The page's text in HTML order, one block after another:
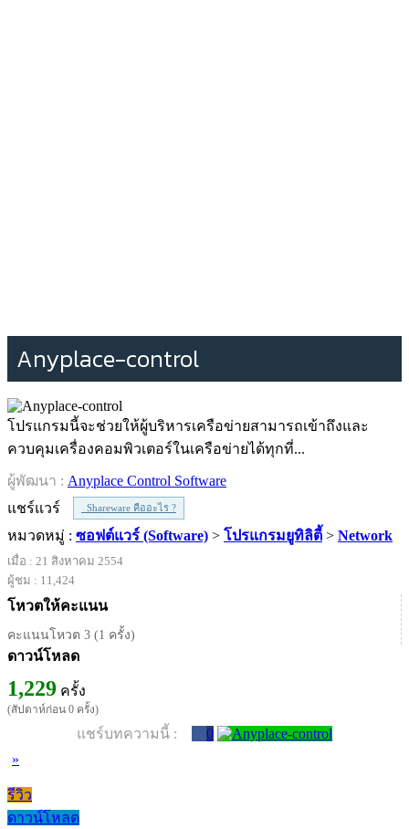
Anyplace-control
โปรแกรมนี้จะช่วยให้ผู้บริหารเครือข่ายสามารถเข้าถึงและ
ควบคุมเครื่องคอมพิวเตอร์ในเครือข่ายได้ทุกที่...
ผู้พัฒนา : Anyplace Control Software
แชร์แวร์
Shareware คืออะไร ?
หมวดหมู่ : ซอฟต์แวร์ (Software) > โปรแกรมยูทิลิตี้ > Network
เมื่อ : 21 สิงหาคม 2554
ผู้ชม : 11,424
โหวตให้คะแนน
คะแนนโหวต 3 (1 ครั้ง)
ดาวน์โหลด
1,229 ครั้ง
(สัปดาห์ก่อน 0 ครั้ง)
แชร์บทความนี้ :
0
»
รีวิว
ดาวน์โหลด